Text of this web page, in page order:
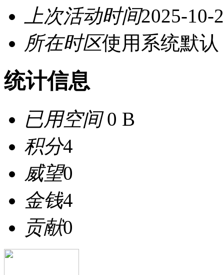
上次活动时间2025-10-
所在时区使用系统默认
统计信息
已用空间0 B
积分4
威望0
金钱4
贡献0